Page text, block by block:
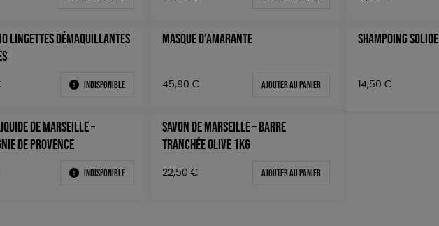
LINGETTES DÉMAQUILLANTES
Indisponible
MASQUE D’AMARANTE
45,90 € Ajouter au panier
SHAMPOING SOLIDE
14,50 €
DE MARSEILLE –
DE PROVENCE
Indisponible
SAVON DE MARSEILLE – BARRE
TRANCHÉE OLIVE 1KG
22,50 € Ajouter au panier